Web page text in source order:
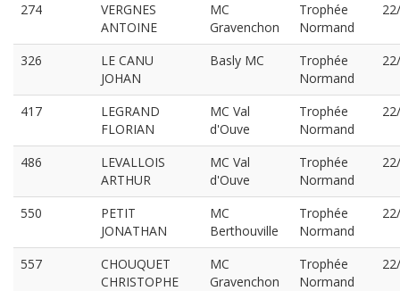
274
VERGNES
ANTOINE
MC
Gravenchon
Trophée
Normand
326
LE CANU
JOHAN
Basly MC
Trophée
Normand
417
LEGRAND
FLORIAN
MC Val
d'Ouve
Trophée
Normand
486
LEVALLOIS
ARTHUR
MC Val
d'Ouve
Trophée
Normand
550
PETIT
JONATHAN
MC
Berthouville
Trophée
Normand
557
CHOUQUET
CHRISTOPHE
MC
Gravenchon
Trophée
Normand